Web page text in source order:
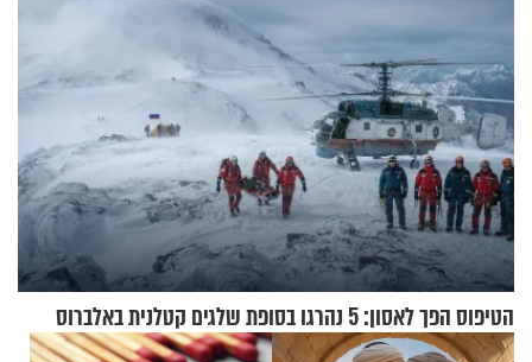
הטיפוס הפך לאסון: 5 נהרגו בסופת שלגים קטלנית באלברוס